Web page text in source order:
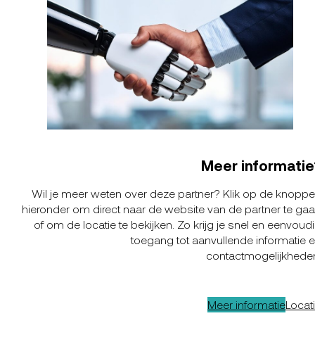
Meer
Wil je meer weten over deze partner? Klik op de
hieronder om direct naar de website van de partner te
of om de locatie te bekijken. Zo krijg je snel en
toegang tot aanvullende informatie
Meer informatie